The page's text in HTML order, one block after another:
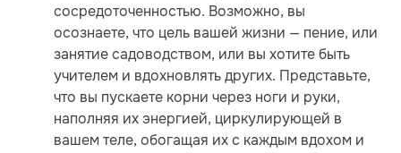
сосредоточенностью. Возможно, вы
осознаете, что цель вашей жизни — пение, или
занятие садоводством, или вы хотите быть
учителем и вдохновлять других. Представьте,
что вы пускаете корни через ноги и руки,
наполняя их энергией, циркулирующей в
вашем теле, обогащая их с каждым вдохом и